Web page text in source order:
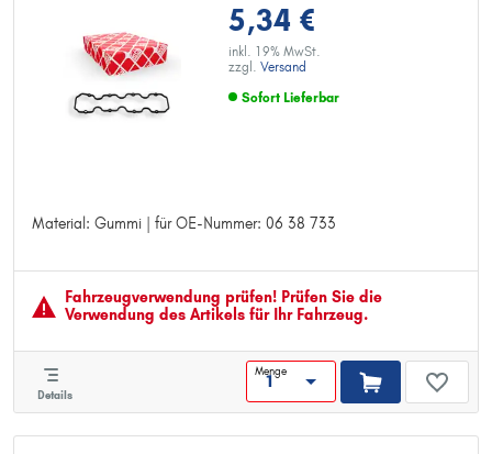
5,34 €
inkl. 19% MwSt.
zzgl. Versand
Sofort Lieferbar
Material: Gummi | für OE-Nummer: 06 38 733
Material: Gummi
Fahrzeugver­wendung prüfen! Prüfen Sie die
Verwendung des Artikels für Ihr Fahrzeug.
Details
Menge